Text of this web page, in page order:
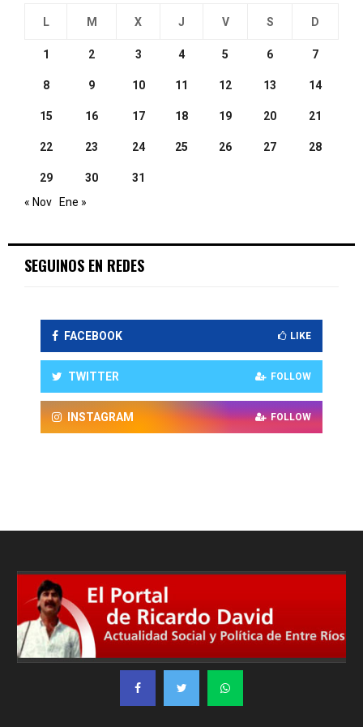
L M X J V S D
1 2 3 4 5 6 7
8 9 10 11 12 13 14
15 16 17 18 19 20 21
22 23 24 25 26 27 28
29 30
31
« Nov
Ene »
SEGUINOS EN REDES
FACEBOOK LIKE
TWITTER FOLLOW
INSTAGRAM FOLLOW